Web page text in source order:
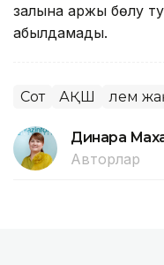
залына қаржы бөлу
қабылдамады.
Сот АҚШ Әлем
Динара
Авторлар